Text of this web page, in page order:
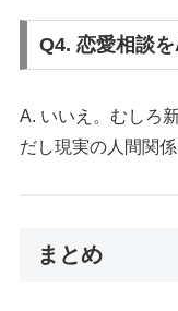
Q4. 恋愛相談
A. いいえ。むしろ
だし現実の人間関
まとめ